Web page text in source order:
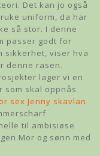
Det kan jo også
uniform, da har
så stor. I denne
passer godt for
sikkerhet, viser hva
denne rasen.
lager vi en
skal oppnås
sex Jenny skavlan
til ambisiøse
Mor og sønn med